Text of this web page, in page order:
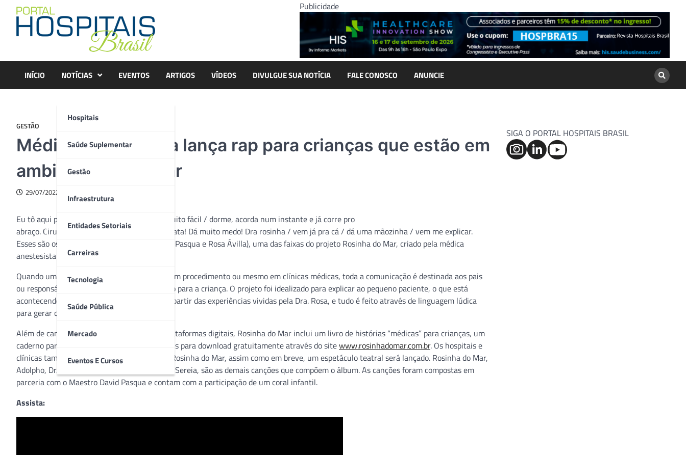
content
Publicidade
INÍCIO NOTÍCIAS
Hospitais
Saúde Suplementar
Gestão
Infraestrutura
Entidades Setoriais
Carreiras
Tecnologia
Saúde Pública
Mercado
Eventos E Cursos
EVENTOS ARTIGOS VÍDEOS DIVULGUE SUA NOTÍCIA FALE CONOSCO ANUNCIE
GESTÃO
Médica anestesista lança rap para crianças que estão em
ambiente hospitalar
29/07/2022
Eu tô aqui pra te dizer / você vai ver que é muito fácil / dorme, acorda num instante e já corre pro
abraço. Cirurgia! Que nome feio! Que coisa chata! Dá muito medo! Dra rosinha / vem já pra cá / dá uma mãozinha / vem me explicar.
Esses são os versos do Rap da Rosinha (David Pasqua e Rosa Ávilla), uma das faixas do projeto Rosinha do Mar, criado pela médica
anestesista e cantora Rosa Avilla.
Quando uma criança chega ao hospital para um procedimento ou mesmo em clínicas médicas, toda a comunicação é destinada aos pais
ou responsáveis e isso pode gerar muito medo para a criança. O projeto foi idealizado para explicar ao pequeno paciente, o que está
acontecendo com sua saúde. A ideia surgiu a partir das experiências vividas pela Dra. Rosa, e tudo é feito através de linguagem lúdica
para gerar conforto e segurança às crianças.
Além de canções autorais que já estão nas plataformas digitais, Rosinha do Mar inclui um livro de histórias “médicas” para crianças, um
caderno para colorir e vídeos, todos disponíveis para download gratuitamente através do sitewww.rosinhadomar.com.br. Os hospitais e
clínicas também poderão solicitar a visita da Rosinha do Mar, assim como em breve, um espetáculo teatral será lançado. Rosinha do Mar,
Adolpho, Dr. Netuno, Canto da Sereia e Tchau Sereia, são as demais canções que compõem o álbum. As canções foram compostas em
parceria com o Maestro David Pasqua e contam com a participação de um coral infantil.
Assista:
SIGA O PORTAL HOSPITAIS BRASIL